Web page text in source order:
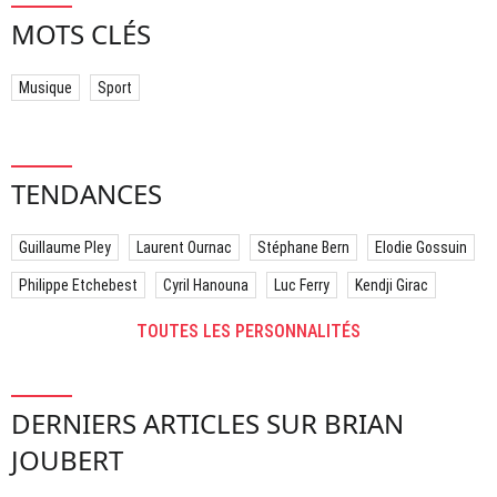
MOTS CLÉS
Musique Sport
TENDANCES
Guillaume Pley Laurent Ournac Stéphane Bern Elodie Gossuin
Philippe Etchebest Cyril Hanouna Luc Ferry Kendji Girac
TOUTES LES PERSONNALITÉS
DERNIERS ARTICLES SUR BRIAN
JOUBERT